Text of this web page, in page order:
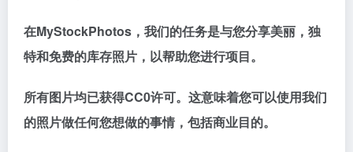
在MyStockPhotos，我们的任务是与您分享美丽，独
特和免费的库存照片，以帮助您进行项目。
所有图片均已获得CC0许可。这意味着您可以使用我们
的照片做任何您想做的事情，包括商业目的。